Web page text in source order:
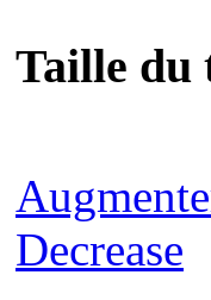
Taille du
Decrease